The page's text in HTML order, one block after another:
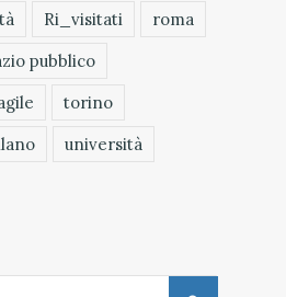
Ri_visitati
roma
pubblico
torino
università